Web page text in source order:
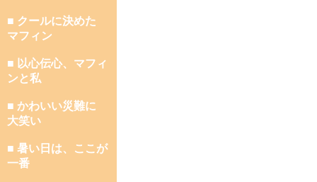
■ クールに決めた
マフィン
■ 以心伝心、マフィ
ンと私
■ かわいい災難に
大笑い
■ 暑い日は、ここが
一番